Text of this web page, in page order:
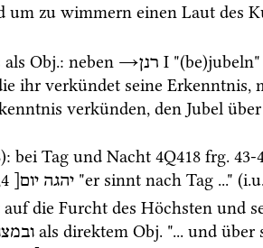
um zu wimmern einen Laut des
Obj.: neben →רנן ‎ I "(be)jubeln"
ihr verkündet seine Erkenntnis,
verkünden, den Jubel
): bei Tag und Nacht 4Q418 frg. 43-
4 יהגה יום[ "er sinnt nach Tag ..." (
die Furcht des Höchsten und
als direktem Obj. "... und über